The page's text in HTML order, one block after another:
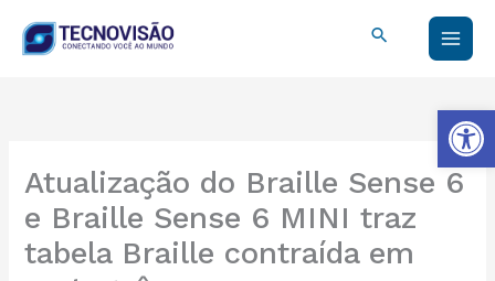
contenido
Buscar
Atualização do Braille Sense 6
e Braille Sense 6 MINI traz
tabela Braille contraída em